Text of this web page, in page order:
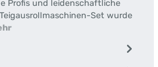
Profis und leidenschaftliche
Set wurde